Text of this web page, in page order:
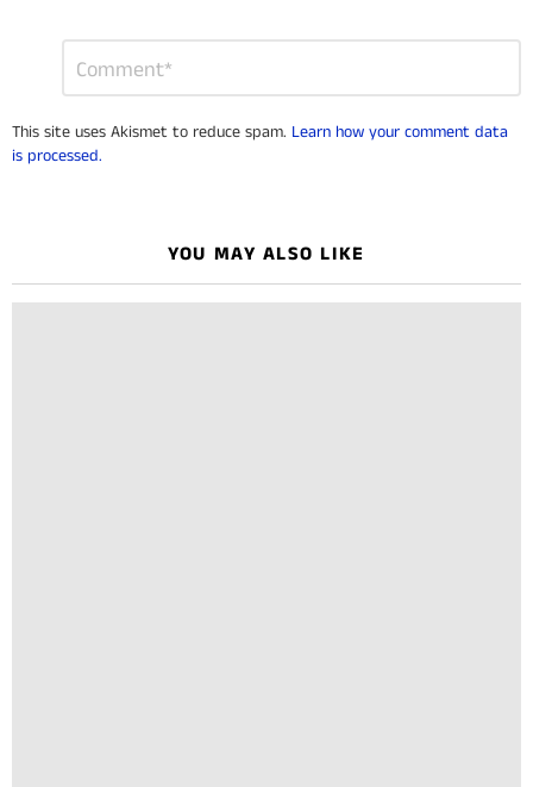
This site uses Akismet to reduce spam. Learn how your comment data
is processed.
YOU MAY ALSO LIKE